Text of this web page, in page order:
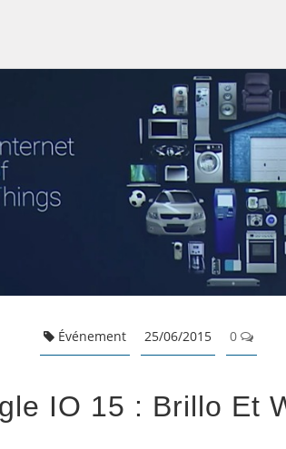
Événement 25/06/2015 0
IO 15 : Brillo Et